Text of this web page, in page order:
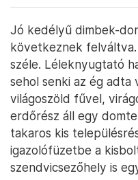
Jó kedélyű dimbek-
következnek
széle. Léleknyugtató
sehol senki az ég
világoszöld fűvel,
erdőrész áll egy
takaros kis
igazolófüzetbe a
szendvicsezőhely is